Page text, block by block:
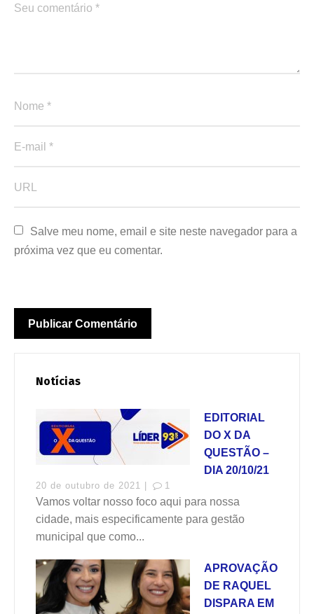
Salve meu nome, email e site neste navegador para a
próxima vez que eu comentar.
Notícias
EDITORIAL
DO X DA
QUESTÃO –
DIA 20/10/21
20 de outubro de 2021 | 1
Vamos voltar nosso foco aqui para nossa
cidade, mais especificamente para gestão
municipal que como...
APROVAÇÃO
DE RAQUEL
DISPARA EM